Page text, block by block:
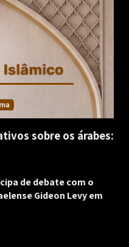
sobre os árabes:
de debate com o
Gideon Levy em